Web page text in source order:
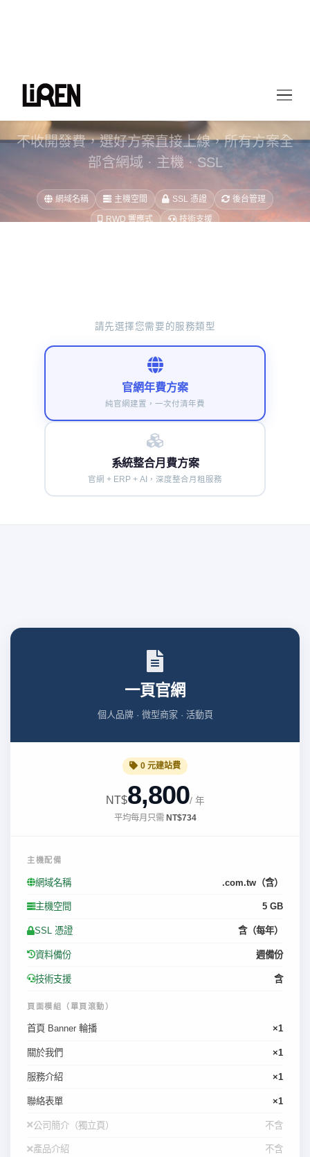
0 元建站，年費制
不收開發費，選好方案直接上線，所有方案全
部含網域 · 主機 · SSL
網域名稱 主機空間 SSL 憑證 後台管理
RWD 響應式 技術支援
請先選擇您需要的服務類型
官網年費方案
純官網建置，一次付清年費
系統整合月費方案
官網 + ERP + AI，深度整合月租服務
一頁官網
個人品牌 · 微型商家 · 活動頁
0 元建站費
NT$8,800/ 年
平均每月只需 NT$734
主機配備
網域名稱 .com.tw（含）
主機空間 5 GB
SSL 憑證 含（每年）
資料備份 週備份
技術支援 含
頁面模組（單頁滾動）
首頁 Banner 輪播 ×1
關於我們 ×1
服務介紹 ×1
聯絡表單 ×1
公司簡介（獨立頁） 不含
產品介紹 不含